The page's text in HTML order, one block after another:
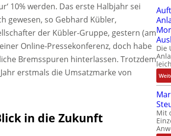
10% werden. Das erste Halbjahr sei
gewesen, so Gebhard Kübler,
der Kübler-Gruppe, gestern (am
Online-Pressekonferenz, doch habe
Bremsspuren hinterlassen. Trotzdem
erstmals die Umsatzmarke von
in die Zukunft
Die
Mit